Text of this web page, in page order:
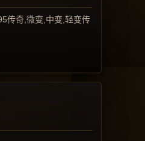
传奇,微变,中变,轻变传